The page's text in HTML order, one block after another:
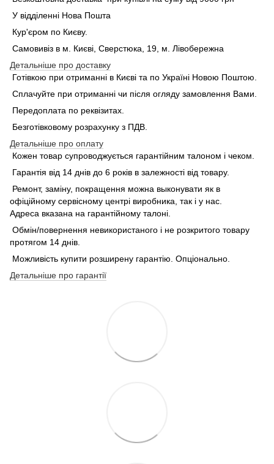
У відділенні Нова Пошта
Кур'єром по Києву.
Самовивіз в м. Києві, Сверстюка, 19, м. Лівобережна
Детальніше про доставку
Готівкою при отриманні в Києві та по Україні Новою Поштою.
Сплачуйте при отриманні чи після огляду замовлення Вами.
Передоплата по реквізитах.
Безготівковому розрахунку з ПДВ.
Детальніше про оплату
Кожен товар супроводжується гарантійним талоном і чеком.
Гарантія від 14 днів до 6 років в залежності від товару.
Ремонт, заміну, покращення можна выконувати як в
офіційному сервісному центрі виробника, так і у нас.
Адреса вказана на гарантійному талоні.
Обмін/повернення невикористаного і не розкритого товару
протягом 14 днів.
Можливість купити розширену гарантію. Опціонально.
Детальніше про гарантії